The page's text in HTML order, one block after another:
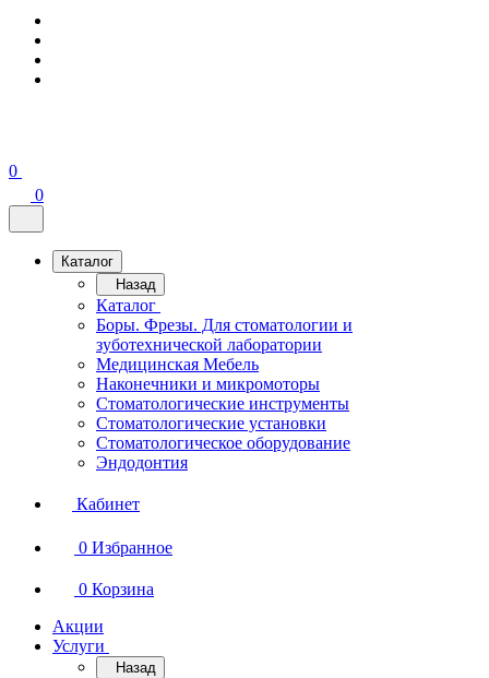
0
0
Каталог
Назад
Каталог
Боры. Фрезы. Для стоматологии и
зуботехнической лаборатории
Медицинская Мебель
Наконечники и микромоторы
Стоматологические инструменты
Стоматологические установки
Стоматологическое оборудование
Эндодонтия
Кабинет
0 Избранное
0 Корзина
Акции
Услуги
Назад